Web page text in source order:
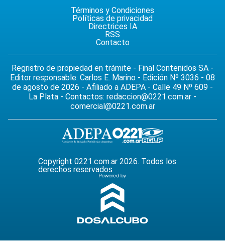
Términos y Condiciones
Políticas de privacidad
Directrices IA
RSS
Contacto
Regristro de propiedad en trámite - Final Contenidos SA -
Editor responsable: Carlos E. Marino - Edición Nº 3036 - 08
de agosto de 2026 - Afiliado a ADEPA - Calle 49 Nº 609 -
La Plata - Contactos: redaccion@0221.com.ar -
comercial@0221.com.ar
Copyright 0221.com.ar 2026. Todos los
derechos reservados